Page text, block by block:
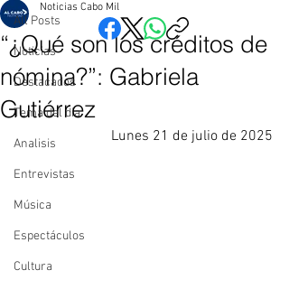
All Posts
Noticias
Destacados
Tema del dia
Analisis
Entrevistas
Música
Espectáculos
Cultura
“¿Qué son los créditos de
nómina?”: Gabriela
Gutiérrez
Noticias Cabo Mil
Lunes 21 de julio de 2025